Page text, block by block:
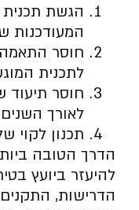
הגשת
המעודכנות
חוסר התאמה
לתכנית
חוסר תיעוד
לאורך
תכנון לקוי
הדרך הטובה
להיעזר ביועץ
הדרישות, התקנים